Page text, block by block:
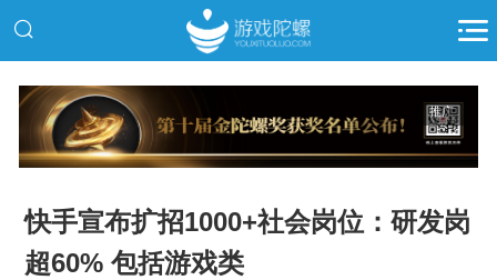
推广
快手宣布扩招1000+社会岗位：研发岗
超60% 包括游戏类